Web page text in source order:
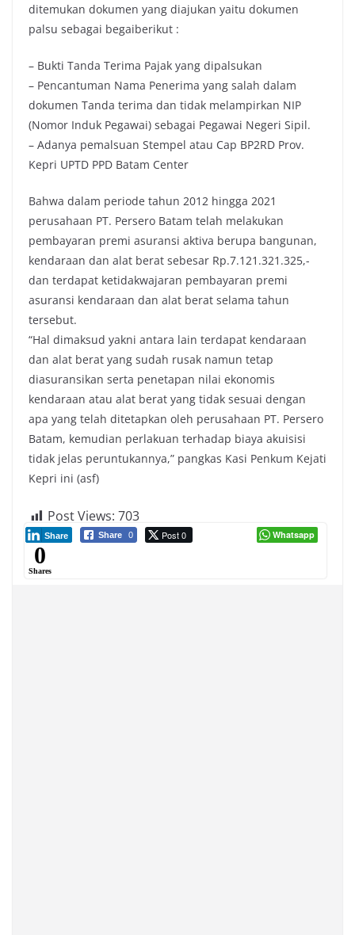
ditemukan dokumen yang diajukan yaitu dokumen
palsu sebagai begaiberikut :
– Bukti Tanda Terima Pajak yang dipalsukan
– Pencantuman Nama Penerima yang salah dalam
dokumen Tanda terima dan tidak melampirkan NIP
(Nomor Induk Pegawai) sebagai Pegawai Negeri Sipil.
– Adanya pemalsuan Stempel atau Cap BP2RD Prov.
Kepri UPTD PPD Batam Center
Bahwa dalam periode tahun 2012 hingga 2021
perusahaan PT. Persero Batam telah melakukan
pembayaran premi asuransi aktiva berupa bangunan,
kendaraan dan alat berat sebesar Rp.7.121.321.325,-
dan terdapat ketidakwajaran pembayaran premi
asuransi kendaraan dan alat berat selama tahun
tersebut.
“Hal dimaksud yakni antara lain terdapat kendaraan
dan alat berat yang sudah rusak namun tetap
diasuransikan serta penetapan nilai ekonomis
kendaraan atau alat berat yang tidak sesuai dengan
apa yang telah ditetapkan oleh perusahaan PT. Persero
Batam, kemudian perlakuan terhadap biaya akuisisi
tidak jelas peruntukannya,” pangkas Kasi Penkum Kejati
Kepri ini (asf)
Post Views: 703
Share 0 Post 0
Share Whatsapp
0
Shares